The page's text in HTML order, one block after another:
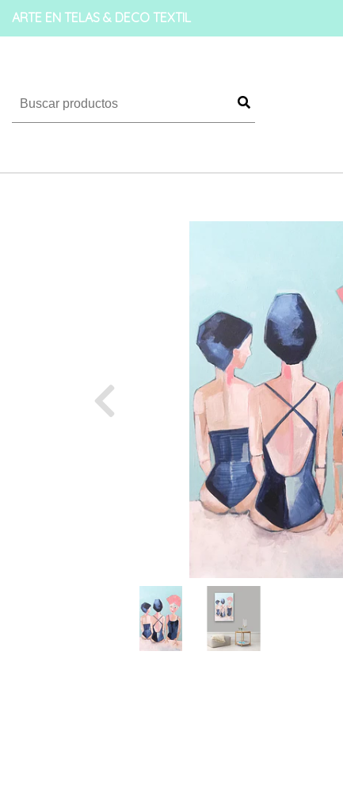
ARTE EN TELAS & DECO TEXTIL
Previous